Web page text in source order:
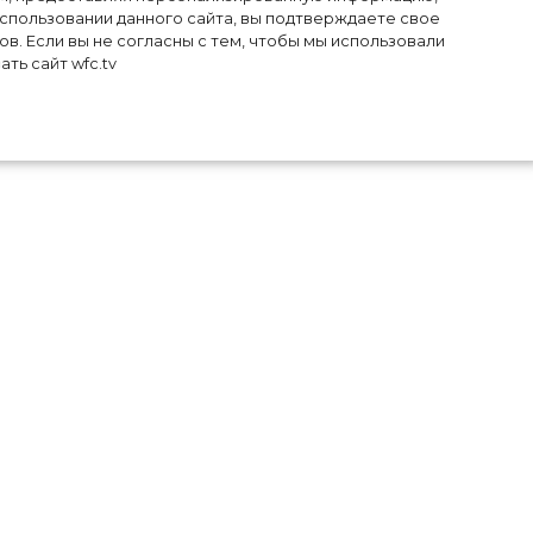
данного сайта, вы подтверждаете свое
Если вы не согласны с тем, чтобы мы использовали
сайт wfc.tv